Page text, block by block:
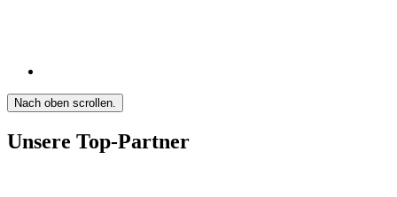
Nach oben scrollen.
Unsere Top-Partner